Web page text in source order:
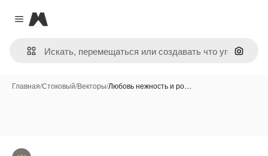
Close menu
Magnific
Поиск
Главная/Стоковый/Векторы/Любовь нежность и ро…